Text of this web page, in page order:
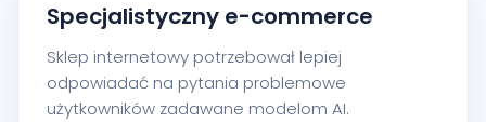
Specjalistyczny e-commerce
Sklep internetowy potrzebował lepiej
odpowiadać na pytania problemowe
użytkowników zadawane modelom AI.